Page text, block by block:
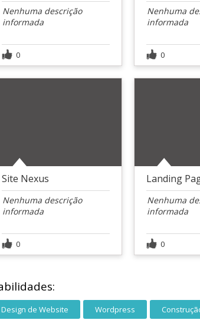
Nenhuma descrição
informada
0
Nenhuma
informada
0
Site Nexus
Nenhuma descrição
informada
0
Nenhuma
informada
0
Design de Website Wordpress